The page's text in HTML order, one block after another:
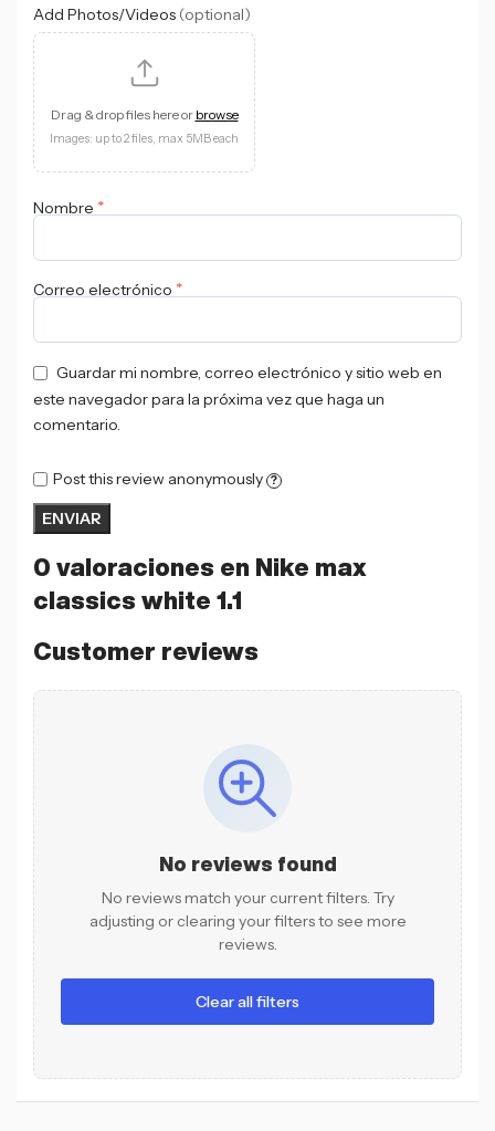
0 valoraciones en Nike max
classics white 1.1
Customer reviews
No reviews found
No reviews match your current filters. Try
adjusting or clearing your filters to see more
reviews.
Clear all filters
Add Photos/Videos (optional)
Drag & drop files here or browse
Images: up to 2 files, max 5MB each
Nombre *
Correo electrónico *
Guardar mi nombre, correo electrónico y sitio web en
este navegador para la próxima vez que haga un
comentario.
Post this review anonymously ?